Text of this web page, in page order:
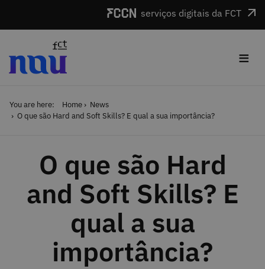
serviços digitais da FCT
≡
You are here: Home
News
O que são Hard and Soft Skills? E qual a sua importância?
O que são Hard
and Soft Skills? E
qual a sua
importância?